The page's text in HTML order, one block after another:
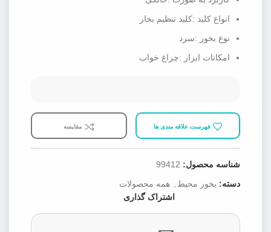
انواع کلید :کلید تنظیم بخار
نوع بخور :سرد
امکانات ابزار :چراغ خواب
فهرست علاقه مندی ها مقایسه
شناسه محصول: 99412
دسته: بخور محیط , همه محصولات
اشتراک گذاری